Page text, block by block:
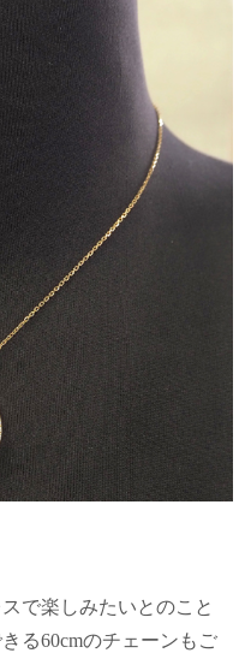
で楽しみたいとのこと
る60cmのチェーンもご